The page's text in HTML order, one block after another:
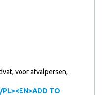
voor afvalpersen,
TO